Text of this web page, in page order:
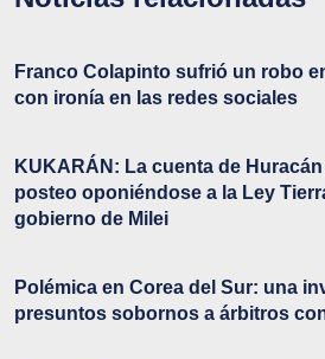
Franco Colapinto sufrió un robo
con ironía en las redes sociales
KUKARÁN: La cuenta de
posteo oponiéndose a la Ley
gobierno de Milei
Polémica en Corea del Sur: una
presuntos sobornos a árbitros